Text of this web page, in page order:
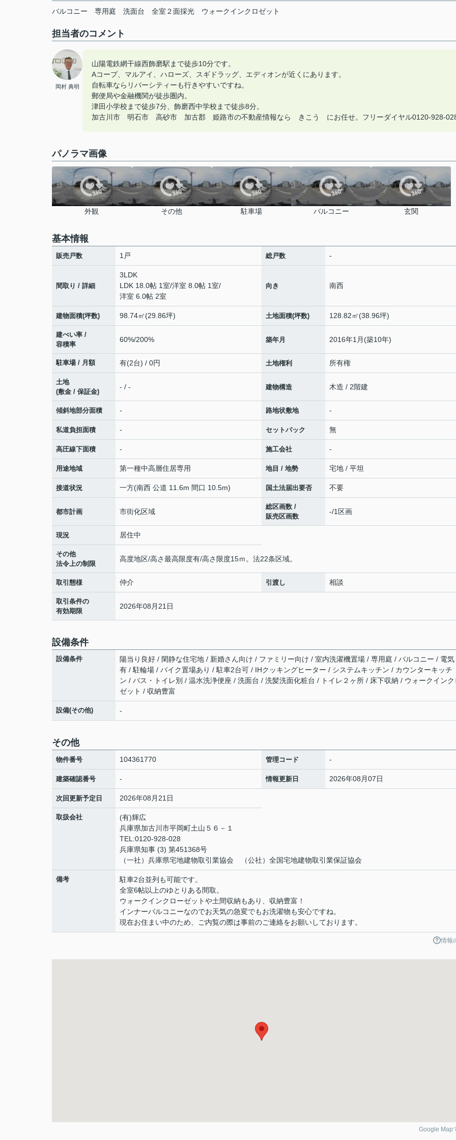
バルコニー 専用庭 洗面台 全室２面採光 ウォークインクロゼット
担当者のコメント
岡村 典明
山陽電鉄網干線西飾磨駅まで徒歩10分です。
Aコープ、マルアイ、ハローズ、スギドラッグ、エディオンが近くにあります。
自転車ならリバーシティーも行きやすいですね。
郵便局や金融機関が徒歩圏内。
津田小学校まで徒歩7分、飾磨西中学校まで徒歩8分。
加古川市 明石市 高砂市 加古郡 姫路市の不動産情報なら きこう にお任せ。フリーダイヤル0120-928-
パノラマ画像
外観 その他 駐車場 バルコニー 玄関
基本情報
販売戸数 1戸 総戸数 -
間取り / 詳細
3LDK
LDK 18.0帖 1室/洋室 8.0帖 1室/
洋室 6.0帖 2室
向き 南西
建物面積(坪数) 98.74㎡(29.86坪) 土地面積(坪数) 128.82㎡(38.96坪)
建ぺい率 /
容積率
60%/200% 築年月 2016年1月(築10年)
駐車場 / 月額 有(2台) / 0円 土地権利 所有権
土地
(敷金 / 保証金)
- / - 建物構造 木造 / 2階建
傾斜地部分面積 - 路地状敷地 -
私道負担面積 - セットバック 無
高圧線下面積 - 施工会社 -
用途地域 第一種中高層住居専用 地目 / 地勢 宅地 / 平坦
接道状況 一方(南西 公道 11.6m 間口 10.5m) 国土法届出要否 不要
都市計画 市街化区域
総区画数 /
販売区画数
-/1区画
現況 居住中
その他
法令上の制限
高度地区/高さ最高限度有/高さ限度15ｍ。法22条区域。
取引態様 仲介 引渡し 相談
取引条件の
有効期限
2026年08月21日
設備条件
設備条件
陽当り良好 / 閑静な住宅地 / 新婚さん向け / ファミリー向け / 室内洗濯機置場 / 専用庭 / バルコニー / 電気
有 / 駐輪場 / バイク置場あり / 駐車2台可 / IHクッキングヒーター / システムキッチン / カウンターキッチ
ン / バス・トイレ別 / 温水洗浄便座 / 洗面台 / 洗髪洗面化粧台 / トイレ２ヶ所 / 床下収納 / ウォークインク
ゼット / 収納豊富
設備(その他) -
その他
物件番号 104361770 管理コード -
建築確認番号 - 情報更新日 2026年08月07日
次回更新予定日 2026年08月21日
取扱会社
(有)輝広
兵庫県加古川市平岡町土山５６－１
TEL:0120-928-028
兵庫県知事 (3) 第451368号
（一社）兵庫県宅地建物取引業協会 （公社）全国宅地建物取引業保証協会
備考
駐車2台並列も可能です。
全室6帖以上のゆとりある間取。
ウォークインクローゼットや土間収納もあり、収納豊富！
インナーバルコニーなのでお天気の急変でもお洗濯物も安心ですね。
現在お住まい中のため、ご内覧の際は事前のご連絡をお願いしております。
情報
Google Map